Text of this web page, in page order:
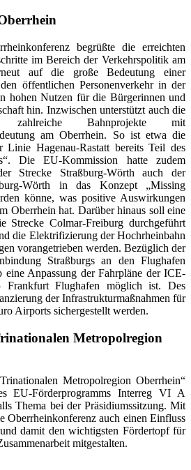
begrüßte die erreichten
im Bereich der Verkehrspolitik am
auf die große Bedeutung einer
öffentlichen Personenverkehr in der
hohen Nutzen für die Bürgerinnen und
hin. Inzwischen unterstützt auch die
zahlreiche Bahnprojekte mit
am Oberrhein. So ist etwa die
Linie Hagenau-Rastatt bereits Teil des
Die EU-Kommission hatte zudem
Strecke Straßburg-Wörth auch der
Wörth in das Konzept „Missing
könne, was positive Auswirkungen
Oberrhein hat. Darüber hinaus soll eine
Strecke Colmar-Freiburg durchgeführt
die Elektrifizierung der Hochrheinbahn
vorangetrieben werden. Bezüglich der
Straßburgs an den Flughafen
Anpassung der Fahrpläne der ICE-
Frankfurt Flughafen möglich ist. Des
der Infrastrukturmaßnahmen für
Airports sichergestellt werden.
Metropolregion
Metropolregion Oberrhein“
EU-Förderprogramms Interreg VI A
Thema bei der Präsidiumssitzung. Mit
Oberrheinkonferenz auch einen Einfluss
damit den wichtigsten Fördertopf für
mitgestalten.